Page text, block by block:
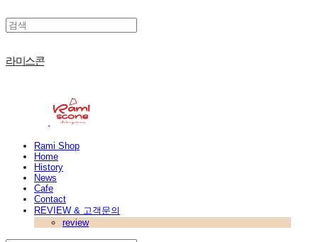
라미스콘
Rami Shop
Home
History
News
Cafe
Contact
REVIEW & 고객문의
review